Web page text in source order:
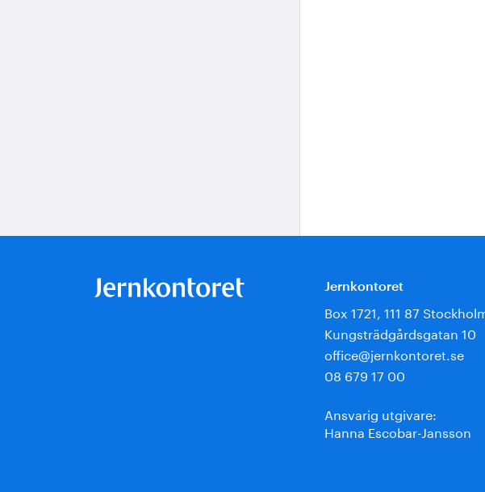
Jernkontoret
Box 1721, 111 87
Kungsträdgårdsgatan 10
office@jernkontoret.se
08 679 17 00
Ansvarig utgivare:
Hanna Escobar-Jansson